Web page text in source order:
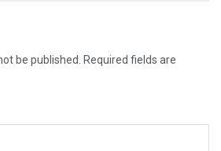
be published.
Required fields are